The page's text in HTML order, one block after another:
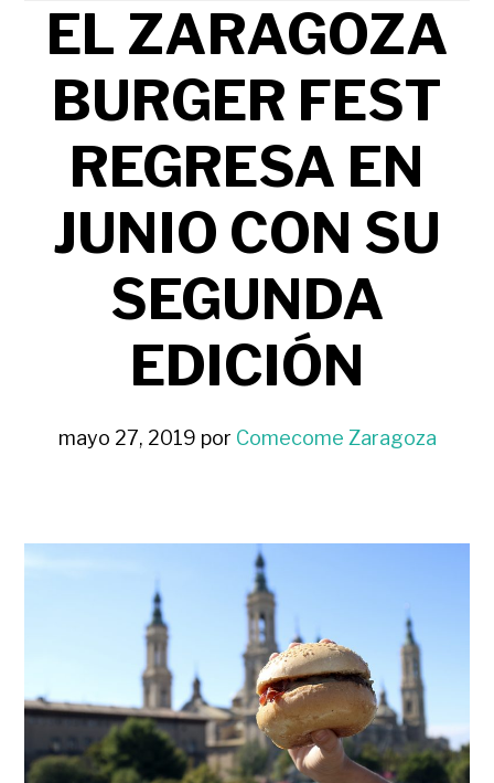
EL ZARAGOZA
BURGER FEST
REGRESA EN
JUNIO CON SU
SEGUNDA
EDICIÓN
mayo 27, 2019 por Comecome Zaragoza